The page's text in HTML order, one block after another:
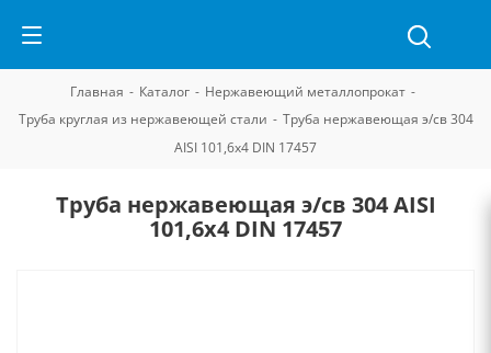
Главная - Каталог - Нержавеющий металлопрокат -
Труба круглая из нержавеющей стали - Труба нержавеющая э/св 304
AISI 101,6х4 DIN 17457
Труба нержавеющая э/св 304 AISI
101,6х4 DIN 17457